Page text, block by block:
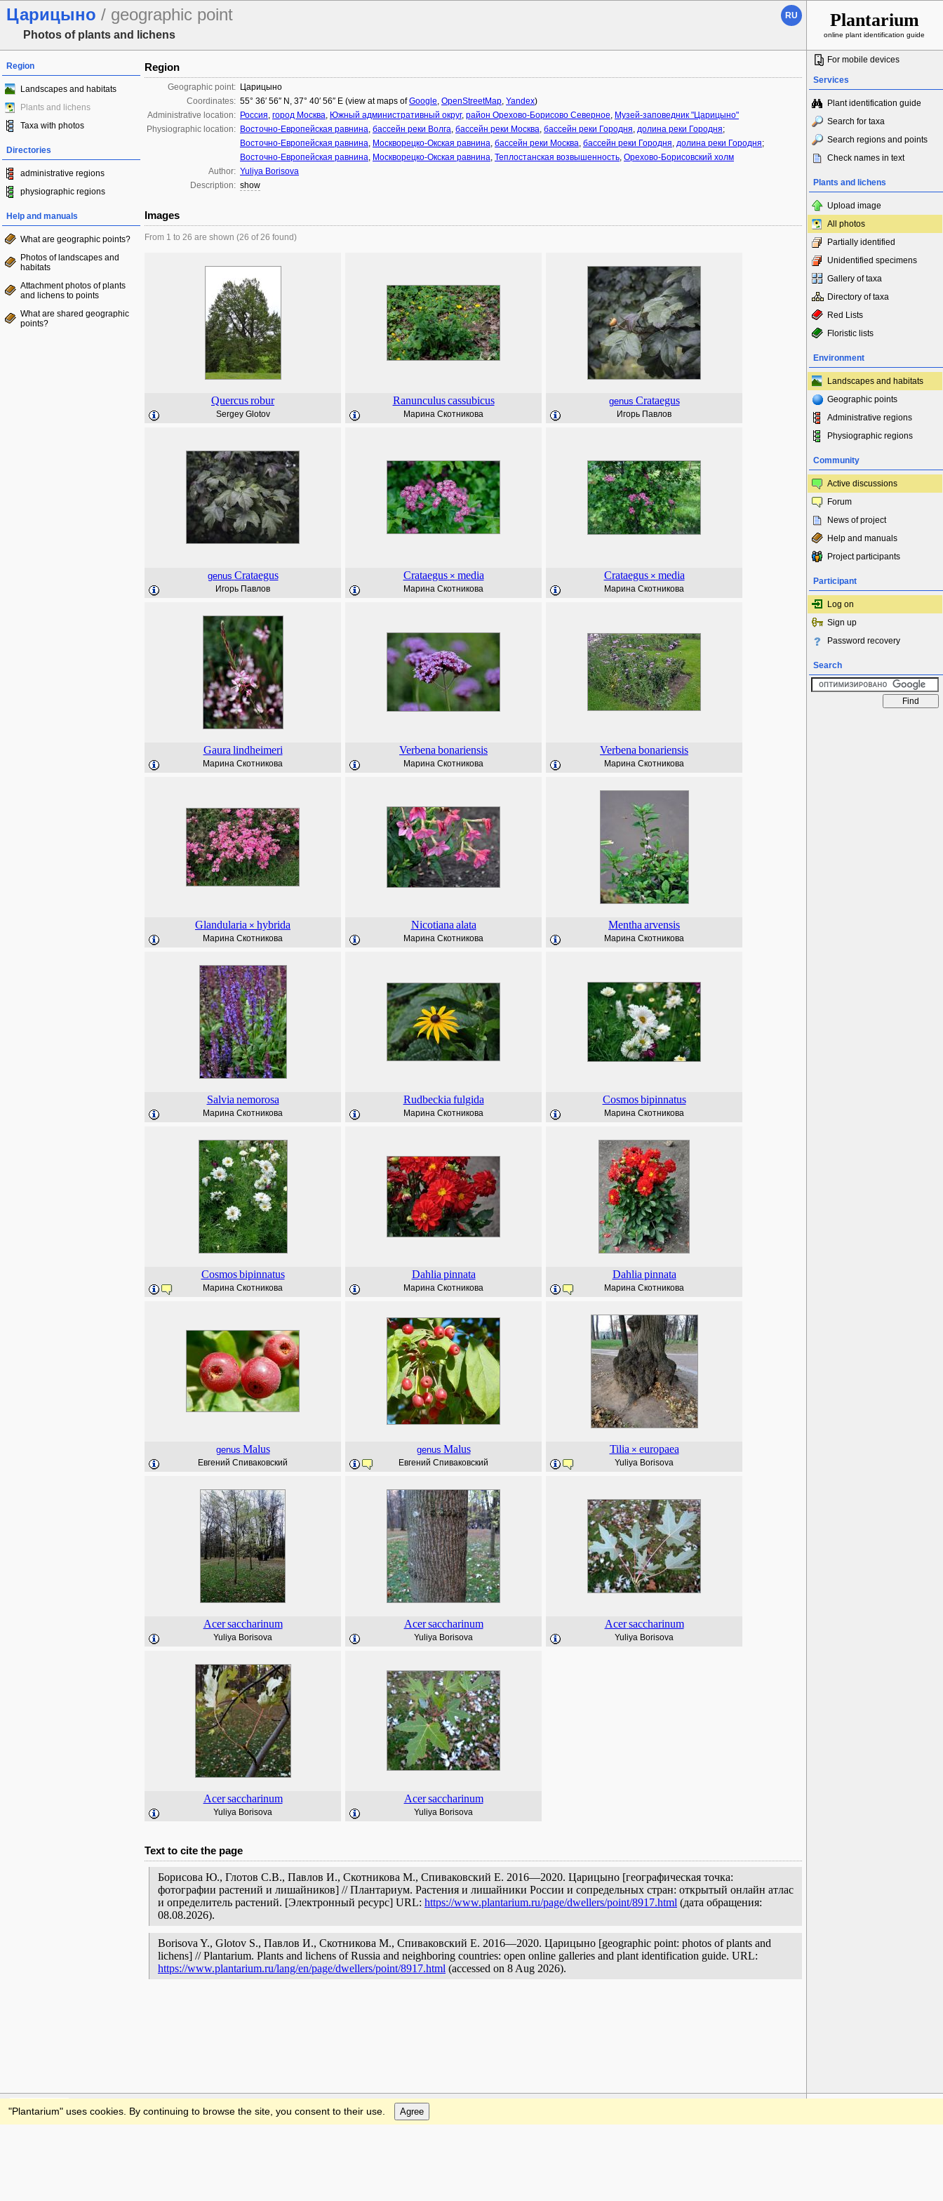
Царицыно / geographic point
Photos of plants and lichens
RU Plantarium
online plant identification guide
Region
Landscapes and habitats
Plants and lichens
Taxa with photos
Directories
administrative regions
physiographic regions
Help and manuals
What are geographic points?
Photos of landscapes and
habitats
Attachment photos of plants
and lichens to points
What are shared geographic
points?
Region
Geographic point: Царицыно
Coordinates: 55° 36′ 56″ N, 37° 40′ 56″ E (view at maps ofGoogle, OpenStreetMap, Yandex)
Administrative location: Россия, город Москва, Южный административный округ, район Орехово-Борисово Северное, Музей-заповедник "Царицыно"
Physiographic location: Восточно-Европейская равнина, бассейн реки Волга, бассейн реки Москва, бассейн реки Городня, долина реки Городня;
Восточно-Европейская равнина, Москворецко-Окская равнина, бассейн реки Москва, бассейн реки Городня, долина реки Городня;
Восточно-Европейская равнина, Москворецко-Окская равнина, Теплостанская возвышенность, Орехово-Борисовский холм
Author: Yuliya Borisova
Description: show
Images
From 1 to 26 are shown (26 of 26 found)
Quercusrobur
Sergey Glotov
Ranunculus cassubicus
Марина Скотникова
genus Crataegus
Игорь Павлов
genus Crataegus
Игорь Павлов
Crataegus × media
Марина Скотникова
Crataegus × media
Марина Скотникова
Gaura lindheimeri
Марина Скотникова
Verbena bonariensis
Марина Скотникова
Verbena bonariensis
Марина Скотникова
Glandularia × hybrida
Марина Скотникова
Nicotiana alata
Марина Скотникова
Mentha arvensis
Марина Скотникова
Salvia nemorosa
Марина Скотникова
Rudbeckia fulgida
Марина Скотникова
Cosmos bipinnatus
Марина Скотникова
Cosmos bipinnatus
Марина Скотникова
Dahlia pinnata
Марина Скотникова
Dahlia pinnata
Марина Скотникова
genus Malus
Евгений Спиваковский
genus Malus
Евгений Спиваковский
Tilia × europaea
Yuliya Borisova
Acer saccharinum
Yuliya Borisova
Acer saccharinum
Yuliya Borisova
Acer saccharinum
Yuliya Borisova
Acer saccharinum
Yuliya Borisova
Acer saccharinum
Yuliya Borisova
Text to cite the page
Борисова Ю., Глотов С.В., Павлов И., Скотникова М., Спиваковский Е. 2016—2020. Царицыно [географическая точка:
фотографии растений и лишайников] // Плантариум. Растения и лишайники России и сопредельных стран: открытый онлайн атлас
и определитель растений. [Электронный ресурс] URL: https://www.plantarium.ru/page/dwellers/point/8917.html (дата обращения:
08.08.2026).
Borisova Y., Glotov S., Павлов И., Скотникова М., Спиваковский Е. 2016—2020. Царицыно [geographic point: photos of plants and
lichens] // Plantarium. Plants and lichens of Russia and neighboring countries: open online galleries and plant identification guide. URL:
https://www.plantarium.ru/lang/en/page/dwellers/point/8917.html (accessed on 8 Aug 2026).
For mobile devices
Services
Plant identification guide
Search for taxa
Search regions and points
Check names in text
Plants and lichens
Upload image
All photos
Partially identified
Unidentified specimens
Gallery of taxa
Directory of taxa
Red Lists
Floristic lists
Environment
Landscapes and habitats
Geographic points
Administrative regions
Physiographic regions
Community
Active discussions
Forum
News of project
Help and manuals
Project participants
Participant
Log on
Sign up
Password recovery
Search
Feedback
"Plantarium" uses cookies. By continuing to browse the site, you consent to their use. Agree